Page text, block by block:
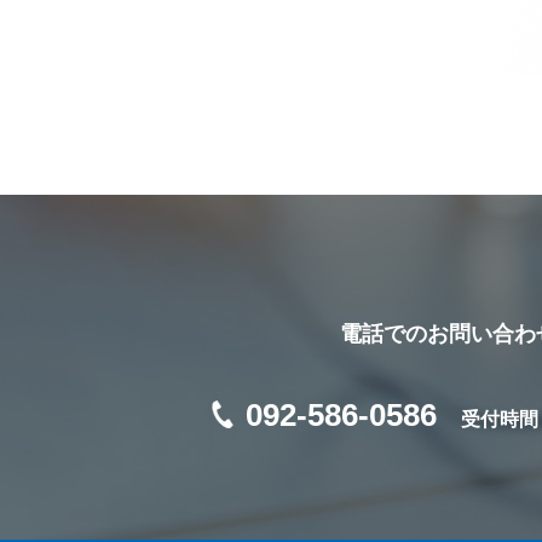
電話でのお問い合わ
092-586-0586 受付時